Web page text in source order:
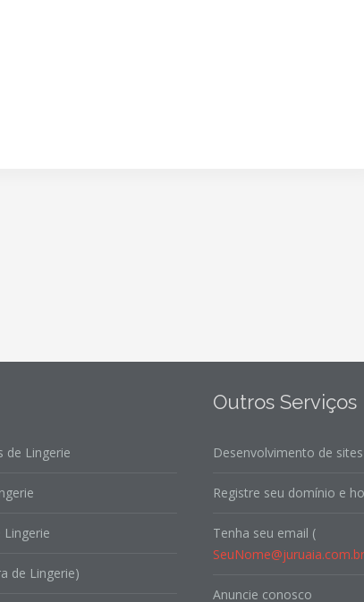
de Lingerie
Lingerie
de Lingerie)
Outros Serviços
Desenvolvimento de sites
Registre seu domínio e
Tenha seu email (
SeuNome@juruaia.com.br
Anuncie conosco